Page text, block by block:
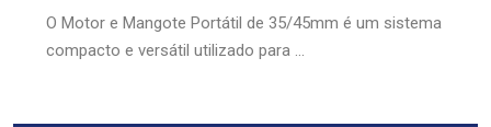
O Motor e Mangote Portátil de 35/45mm é um sistema
compacto e versátil utilizado para ...